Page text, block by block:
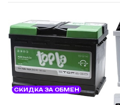
СКИДКА ЗА ОБМЕН